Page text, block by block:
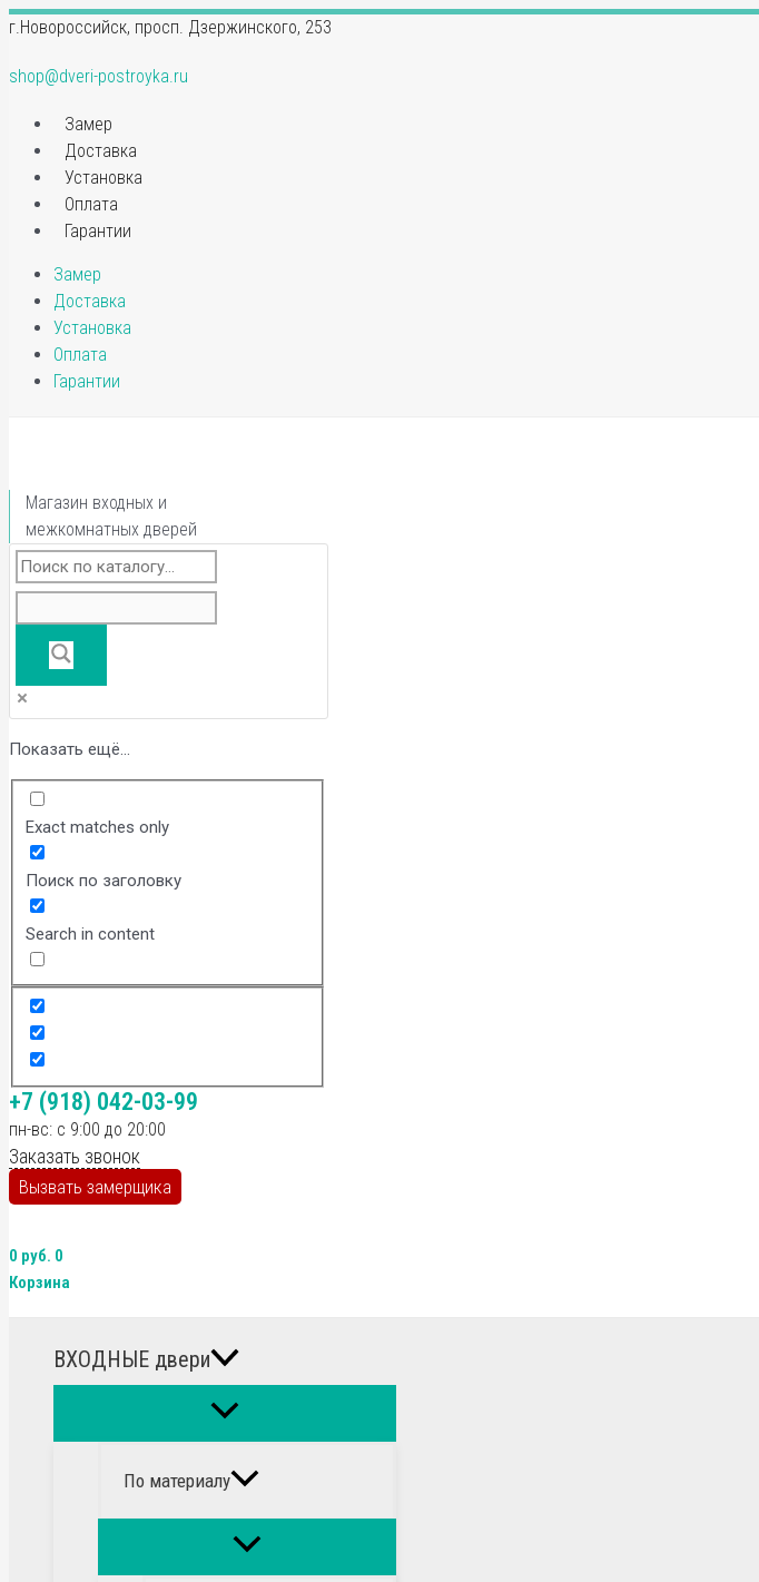
Перейти
к
содержимому
г.Новороссийск, просп. Дзержинского, 253
shop@dveri-postroyka.ru
Замер
Доставка
Установка
Оплата
Гарантии
Замер
Доставка
Установка
Оплата
Гарантии
Магазин входных и
межкомнатных дверей
Показать ещё...
Exact matches only
Поиск по заголовку
Search in content
+7 (918) 042-03-99
пн-вс: с 9:00 до 20:00
Заказать звонок
Вызвать замерщика
0 руб. 0
Корзина
ВХОДНЫЕ двери
По материалу
Количество
товара
Ручка
дверная
PALIDORE
на
круглом
основании
R
матовое
золото